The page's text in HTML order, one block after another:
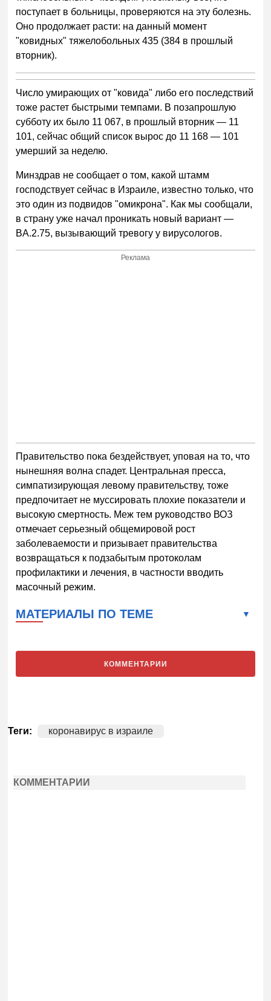
поступает в больницы, проверяются на эту болезнь.
Оно продолжает расти: на данный момент
"ковидных" тяжелобольных 435 (384 в прошлый
вторник).
Число умирающих от "ковида" либо его последствий
тоже растет быстрыми темпами. В позапрошлую
субботу их было 11 067, в прошлый вторник — 11
101, сейчас общий список вырос до 11 168 — 101
умерший за неделю.
Минздрав не сообщает о том, какой штамм
господствует сейчас в Израиле, известно только, что
это один из подвидов "омикрона". Как мы сообщали,
в страну уже начал проникать новый вариант —
BA.2.75, вызывающий тревогу у вирусологов.
Реклама
Правительство пока бездействует, уповая на то, что
нынешняя волна спадет. Центральная пресса,
симпатизирующая левому правительству, тоже
предпочитает не муссировать плохие показатели и
высокую смертность. Меж тем руководство ВОЗ
отмечает серьезный общемировой рост
заболеваемости и призывает правительства
возвращаться к подзабытым протоколам
профилактики и лечения, в частности вводить
масочный режим.
МАТЕРИАЛЫ ПО ТЕМЕ
КОММЕНТАРИИ
Теги: коронавирус в израиле
КОММЕНТАРИИ